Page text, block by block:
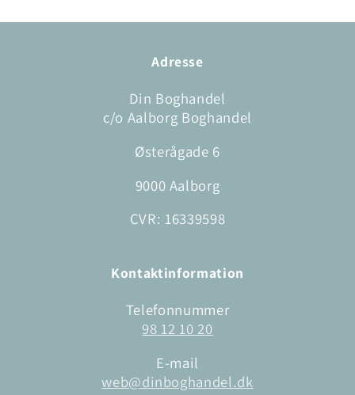
Adresse
Din Boghandel
c/o Aalborg Boghandel
Østerågade 6
9000 Aalborg
CVR: 16339598
Kontaktinformation
Telefonnummer
98 12 10 20
E-mail
web@dinboghandel.dk